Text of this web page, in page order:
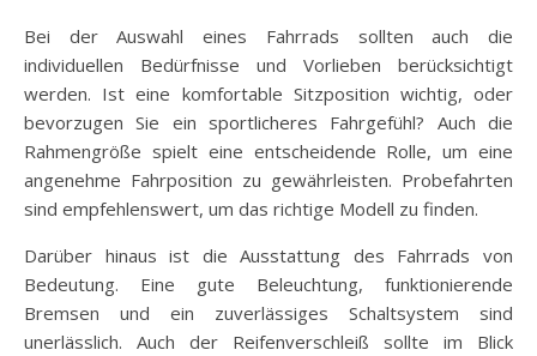
Bei der Auswahl eines Fahrrads sollten auch die
individuellen Bedürfnisse und Vorlieben berücksichtigt
werden. Ist eine komfortable Sitzposition wichtig, oder
bevorzugen Sie ein sportlicheres Fahrgefühl? Auch die
Rahmengröße spielt eine entscheidende Rolle, um eine
angenehme Fahrposition zu gewährleisten. Probefahrten
sind empfehlenswert, um das richtige Modell zu finden.
Darüber hinaus ist die Ausstattung des Fahrrads von
Bedeutung. Eine gute Beleuchtung, funktionierende
Bremsen und ein zuverlässiges Schaltsystem sind
unerlässlich. Auch der Reifenverschleiß sollte im Blick